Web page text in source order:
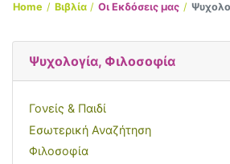
Home Βιβλία Οι Εκδόσεις μας
Ψυχολογία, Φιλοσοφία
Γονείς & Παιδί
Εσωτερική Αναζήτηση
Φιλοσοφία